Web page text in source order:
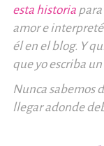
esta historiapara
amor e
él en el blog. Y
que yo escriba
Nunca sabemos
llegar adonde